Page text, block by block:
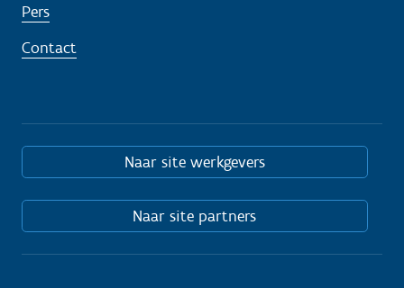
Pers
Contact
Naar site werkgevers
Naar site partners